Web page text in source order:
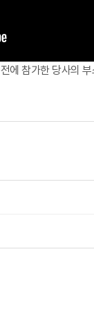
참가한 당사의 부